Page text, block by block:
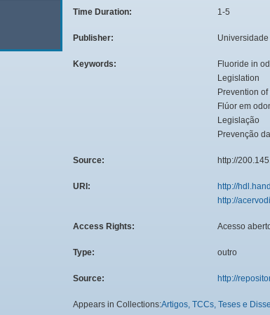
Time Duration: 1-5
Publisher:
Keywords:
Fluoride in
Legislation
Prevention
Flúor em
Legislação
Prevenção
Source: http://
URI:
http://
http://
Access Rights: Acesso
Type: outro
Source: http://
Appears in Collections:Artigos, TCCs, Teses e